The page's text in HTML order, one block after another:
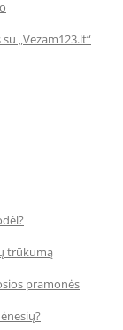
„Vezam123.lt“
trūkumą
pramonės